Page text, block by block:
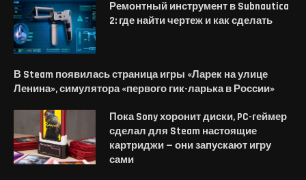
Ремонтный инструмент в Subnautica
2: где найти чертеж и как сделать
В Steam появилась страница игры «Ларек на улице
Ленина», симулятора «первого гик-ларька в России»
Пока Sony хоронит диски, PC-геймер
сделал для Steam настоящие
картриджи — они запускают игру
сами